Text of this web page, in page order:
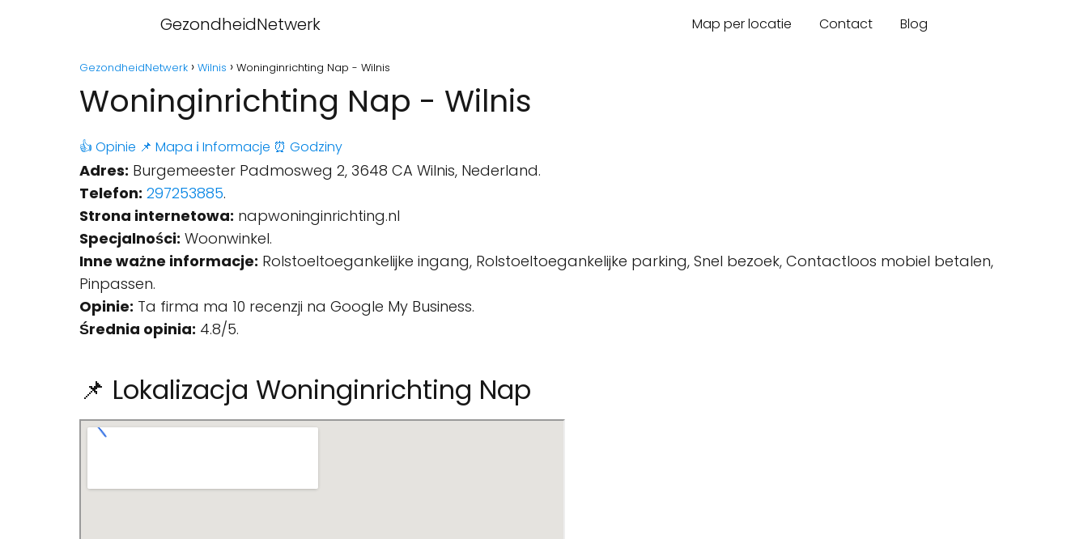
GezondheidNetwerk Map per locatie Contact Blog
GezondheidNetwerk Wilnis Woninginrichting Nap - Wilnis
Woninginrichting Nap - Wilnis
👍 Opinie 📌 Mapa ℹ️ Informacje ⏰ Godziny
Adres: Burgemeester Padmosweg 2, 3648 CA Wilnis, Nederland.
Telefon: 297253885.
Strona internetowa: napwoninginrichting.nl
Specjalności: Woonwinkel.
Inne ważne informacje: Rolstoeltoegankelijke ingang, Rolstoeltoegankelijke parking, Snel bezoek, Contactloos mobiel betalen,
Pinpassen.
Opinie: Ta firma ma 10 recenzji na Google My Business.
Średnia opinia: 4.8/5.
📌 Lokalizacja Woninginrichting Nap